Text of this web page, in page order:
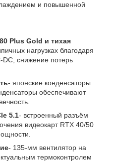
и повышенной
Plus Gold и тихая
нагрузках благодаря
DC, снижение потерь
- японские конденсаторы
обеспечивают
5.1- встроенный разъём
видеокарт RTX 40/50
- 135-мм вентилятор на
термоконтролем